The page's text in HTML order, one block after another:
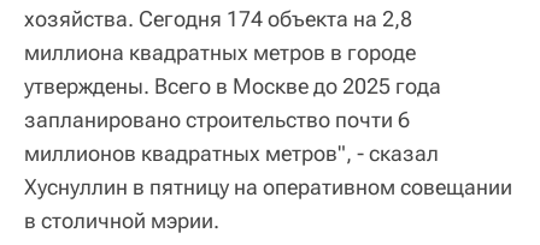
хозяйства. Сегодня 174 объекта на 2,8
миллиона квадратных метров в городе
утверждены. Всего в Москве до 2025 года
запланировано строительство почти 6
миллионов квадратных метров", - сказал
Хуснуллин в пятницу на оперативном совещании
в столичной мэрии.